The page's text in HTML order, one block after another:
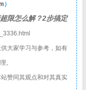
）
限怎么解？2步搞定
大家学习与参考，如有
。
赞同其观点和对其真实